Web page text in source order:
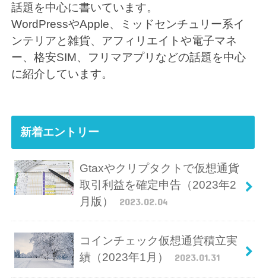
話題を中心に書いています。
WordPressやApple、ミッドセンチュリー系イ
ンテリアと雑貨、アフィリエイトや電子マネ
ー、格安SIM、フリマアプリなどの話題を中心
に紹介しています。
新着エントリー
Gtaxやクリプタクトで仮想通貨
取引利益を確定申告（2023年2
月版）
2023.02.04
コインチェック仮想通貨積立実
績（2023年1月）
2023.01.31